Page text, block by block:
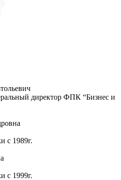
директор ФПК “Бизнес и
с 1989г.
с 1999г.